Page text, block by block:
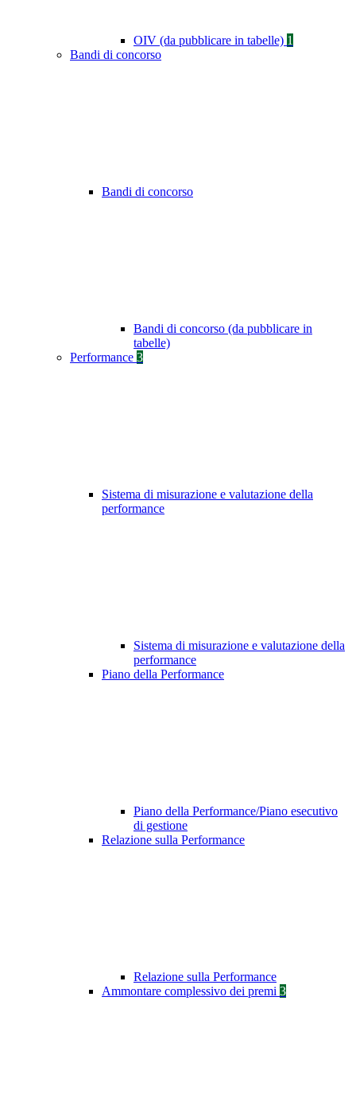
OIV (da pubblicare in tabelle) 1
Bandi di concorso
Bandi di concorso
Bandi di concorso (da pubblicare in
tabelle)
Performance 3
Sistema di misurazione e valutazione della
performance
Sistema di misurazione e valutazione della
performance
Piano della Performance
Piano della Performance/Piano esecutivo
di gestione
Relazione sulla Performance
Relazione sulla Performance
Ammontare complessivo dei premi 3